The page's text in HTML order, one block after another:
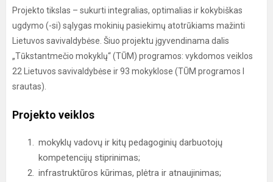
Projekto tikslas – sukurti integralias, optimalias ir kokybiškas
ugdymo (-si) sąlygas mokinių pasiekimų atotrūkiams mažinti
Lietuvos savivaldybėse. Šiuo projektu įgyvendinama dalis
„Tūkstantmečio mokyklų“ (TŪM) programos: vykdomos veiklos
22 Lietuvos savivaldybėse ir 93 mokyklose (TŪM programos I
srautas).
Projekto veiklos
mokyklų vadovų ir kitų pedagoginių darbuotojų
kompetencijų stiprinimas;
infrastruktūros kūrimas, plėtra ir atnaujinimas;